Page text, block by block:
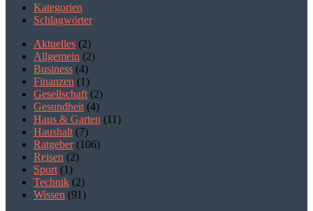
Kategorien
Schlagwörter
Aktuelles (2)
Allgemein (2)
Business (4)
Finanzen (1)
Gesellschaft (2)
Gesundheit (4)
Haus & Garten (11)
Haushalt (7)
Ratgeber(106)
Reisen (2)
Sport (1)
Technik (2)
Wissen (91)